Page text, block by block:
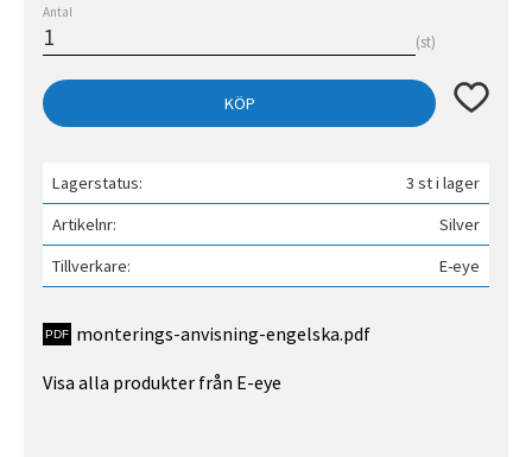
Antal
st
KÖP Lägg till
Lagerstatus
3 st i lager
Artikelnr
Silver
Tillverkare
E-eye
monterings-anvisning-engelska.pdf
Visa alla produkter från E-eye